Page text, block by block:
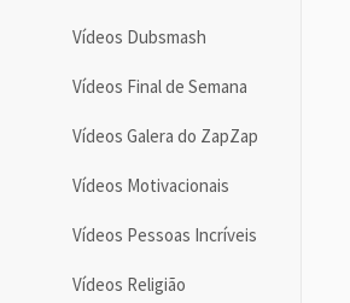
Vídeos Dubsmash
Vídeos Final de Semana
Vídeos Galera do ZapZap
Vídeos Motivacionais
Vídeos Pessoas Incríveis
Vídeos Religião